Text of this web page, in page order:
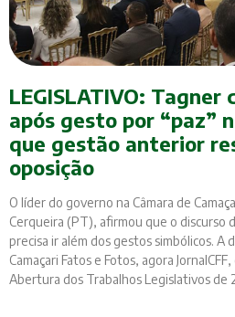
LEGISLATIVO: Tagner
após gesto por “paz”
que gestão anterior
oposição
O líder do governo na Câmara de
Cerqueira (PT), afirmou que o discurso
precisa ir além dos gestos simbólicos. A
Camaçari Fatos e Fotos, agora
Abertura dos Trabalhos Legislativos de